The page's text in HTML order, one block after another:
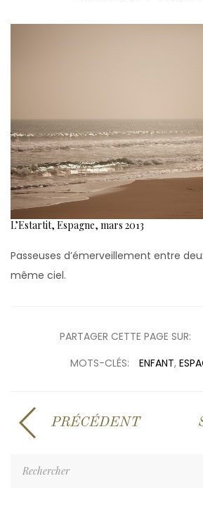
L’Estartit, Espagne, mars 2013
Passeuses d’émerveillement entre
même ciel.
PARTAGER CETTE PAGE SUR:
MOTS-CLÉS:
ENFANT,
PRÉCÉDENT